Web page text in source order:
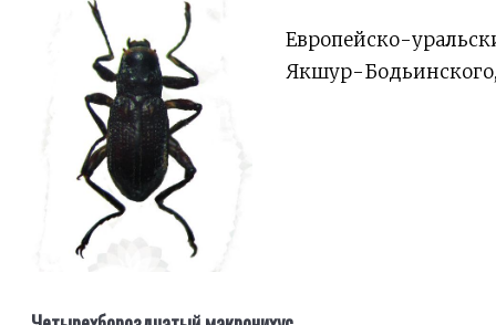
Европейско-
Якшур-Бодьинского,